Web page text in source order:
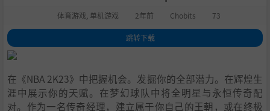
体育游戏 单机游戏 2年前 Chobits 73
跳转下载
1
3 支持作者
4 . 学习版下载
在《NBA 2K23》中把握机会。发掘你的全部潜力。在辉煌生
涯中展示你的天赋。在梦幻球队中将全明星与永恒传奇配
对。作为一名传奇经理，建立属于你自己的王朝，或在终极